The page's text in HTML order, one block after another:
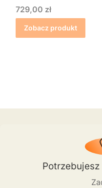
Cena
729,00 zł
Zobacz produkt